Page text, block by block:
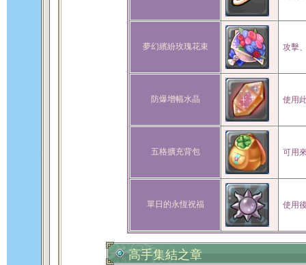
夢幻繽紛玫瑰花束 攻擊
防爆增幅水晶 使用
五格擴充背包 可用
單日的永恆祝福 使用
高手集結之章